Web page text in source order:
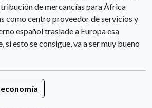
de mercancías para África
como centro proveedor de servicios y
español traslade a Europa esa
si esto se consigue, va a ser muy bueno
economía